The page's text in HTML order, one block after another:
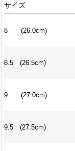
サイズ
8 (26.0cm)
8.5 (26.5cm)
9 (27.0cm)
9.5 (27.5cm)